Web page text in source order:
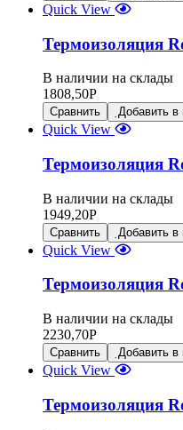
Quick View
Термоизоляция
В наличии на склады
1808,50Р
Сравнить Добавить в
Quick View
Термоизоляция
В наличии на склады
1949,20Р
Сравнить Добавить в
Quick View
Термоизоляция
В наличии на склады
2230,70Р
Сравнить Добавить в
Quick View
Термоизоляция